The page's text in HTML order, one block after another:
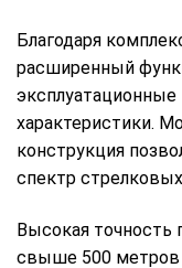
Благодаря
расширенный
эксплуатационные
характеристики.
конструкция
спектр
Высокая точность
свыше 500 метров